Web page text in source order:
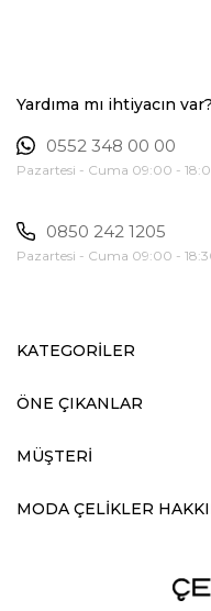
Yardıma mı ihtiyacın var?
0552 348 00 00
Pazartesi - Cuma 09:00 -
0850 242 1205
Pazartesi - Cuma 09:00 -
KATEGORİLER
ÖNE ÇIKANLAR
MÜŞTERİ
MODA ÇELİKLER